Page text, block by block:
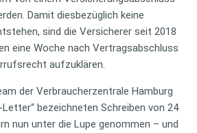
Damit diesbezüglich keine
sind die Versicherer seit 2018
eine Woche nach Vertragsabschluss
aufzuklären.
der Verbraucherzentrale Hamburg
bezeichneten Schreiben von 24
nun unter die Lupe genommen – und